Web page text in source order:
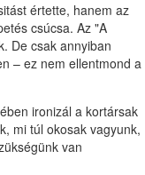
értette, hanem az
csúcsa. Az "A
De csak annyiban
– ez nem ellentmond a
ironizál a kortársak
mi túl okosak vagyunk,
van